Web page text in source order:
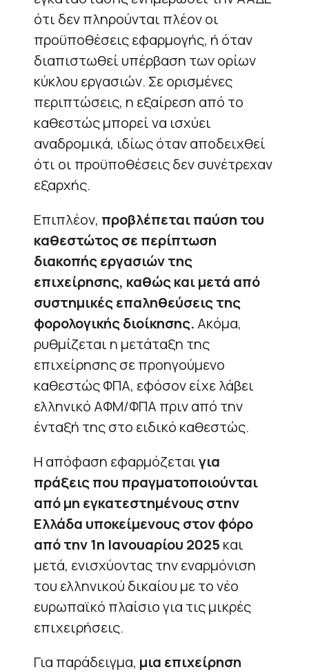
ότι δεν πληρούνται πλέον οι
προϋποθέσεις εφαρμογής, ή όταν
διαπιστωθεί υπέρβαση των ορίων
κύκλου εργασιών. Σε ορισμένες
περιπτώσεις, η εξαίρεση από το
καθεστώς μπορεί να ισχύει
αναδρομικά, ιδίως όταν αποδειχθεί
ότι οι προϋποθέσεις δεν συνέτρεχαν
εξαρχής.
Επιπλέον, προβλέπεται παύση του
καθεστώτος σε περίπτωση
διακοπής εργασιών της
επιχείρησης, καθώς και μετά από
συστημικές επαληθεύσεις της
φορολογικής διοίκησης. Ακόμα,
ρυθμίζεται η μετάταξη της
επιχείρησης σε προηγούμενο
καθεστώς ΦΠΑ, εφόσον είχε λάβει
ελληνικό ΑΦΜ/ΦΠΑ πριν από την
ένταξή της στο ειδικό καθεστώς.
Η απόφαση εφαρμόζεταιγια
πράξεις που πραγματοποιούνται
από μη εγκατεστημένους στην
Ελλάδα υποκείμενους στον φόρο
από την 1η Ιανουαρίου 2025 και
μετά, ενισχύοντας την εναρμόνιση
του ελληνικού δικαίου με το νέο
ευρωπαϊκό πλαίσιο για τις μικρές
επιχειρήσεις.
Για παράδειγμα, μια επιχείρηση